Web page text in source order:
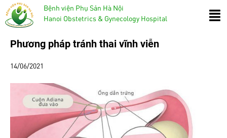
Bệnh viện Phụ Sản Hà Nội
Hanoi Obstetrics & Gynecology Hospital
Phương pháp tránh thai vĩnh viễn
14/06/2021